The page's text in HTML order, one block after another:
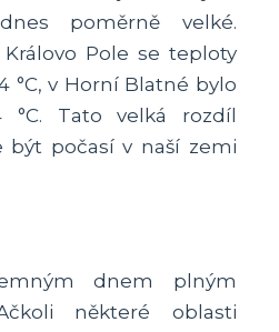
poměrně velké.
Pole se teploty
°C, v Horní Blatné bylo
°C. Tato velká rozdíl
být počasí v naší zemi
dnem plným
některé oblasti